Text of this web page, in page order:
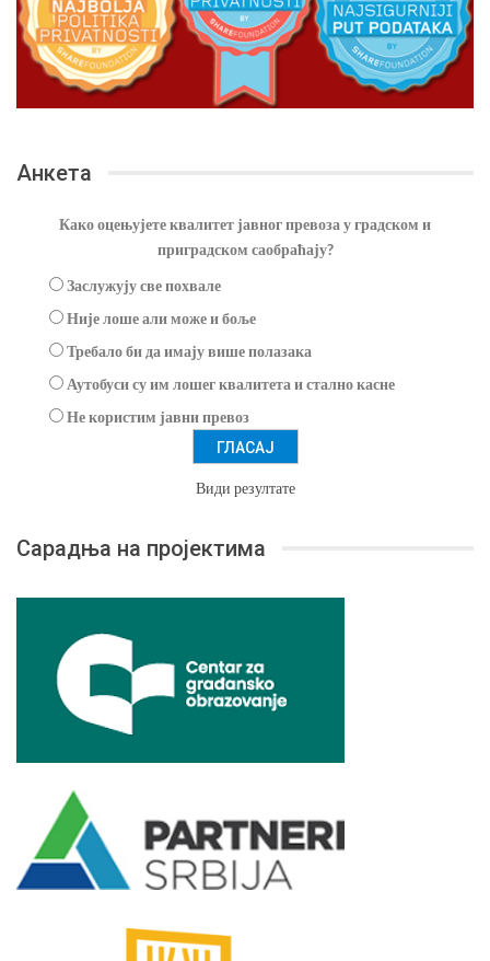
Анкета
Како оцењујете квалитет јавног превоза у градском и
приградском саобраћају?
Заслужују све похвале
Није лоше али може и боље
Требало би да имају више полазака
Аутобуси су им лошег квалитета и стално касне
Не користим јавни превоз
Види резултате
Сарадња на пројектима